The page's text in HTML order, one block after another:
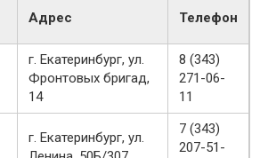
Адрес Телефон
г. Екатеринбург, ул.
Фронтовых бригад,
14
8 (343)
271-06-
11
г. Екатеринбург, ул.
7 (343)
207-51-